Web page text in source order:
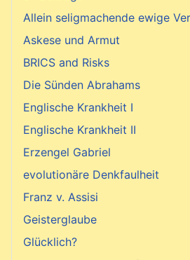
Allein seligmachende ewige
Askese und Armut
BRICS and Risks
Die Sünden Abrahams
Englische Krankheit I
Englische Krankheit II
Erzengel Gabriel
evolutionäre Denkfaulheit
Franz v. Assisi
Geisterglaube
Glücklich?